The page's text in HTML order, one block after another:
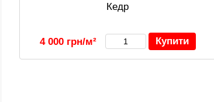
Кедр
4 000 грн/м² Купити